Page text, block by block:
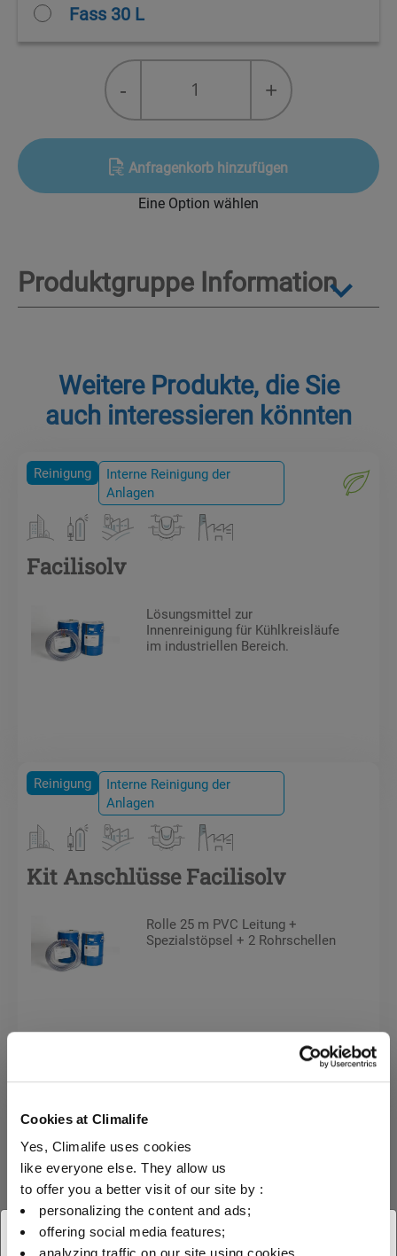
Cookies at Climalife
Yes, Climalife uses cookies
like everyone else. They allow us
to offer you a better visit of our site by :
personalizing the content and ads;
offering social media features;
× Schliessen
Fass 30 L
Entsorgungsfass
- +
Anfragenkorb hinzufügen
Eine Option wählen
Produktgruppe Information
Weitere Produkte, die Sie
auch interessieren könnten
Reinigung
Interne Reinigung der
Anlagen
Facilisolv
Lösungsmittel zur
Innenreinigung für Kühlkreisläufe
im industriellen Bereich.
Reinigung
Interne Reinigung der
Anlagen
Kit Anschlüsse Facilisolv
Rolle 25 m PVC Leitung +
Spezialstöpsel + 2 Rohrschellen
Anlagen
Entsorgungsfass Facilisolv
Zur Rückgewinnung des
verschmutzen Facilisolv